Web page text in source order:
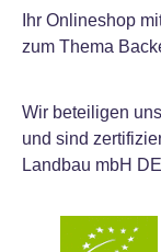
Ihr Onlineshop
zum Thema
Wir beteiligen
und sind
Landbau mbH